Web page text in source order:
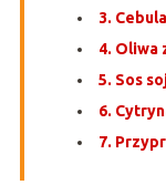
3. Cebula
4. Oliwa
5. Sos
6.
7.